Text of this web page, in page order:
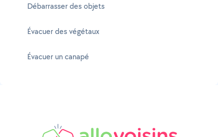
Débarrasser des objets
Évacuer des végétaux
Évacuer un canapé